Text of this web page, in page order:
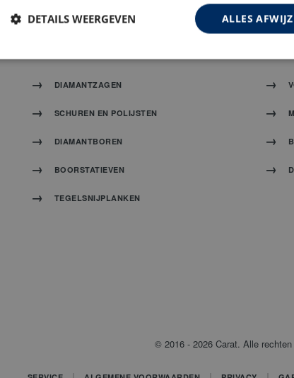
DIAMANTZAGEN
SCHUREN EN POLIJSTEN
DIAMANTBOREN
BOORSTATIEVEN
TEGELSNIJPLANKEN
© 2016 - 2026 Carat. Alle rechten
ALLES
DETAILS WEERGEVEN